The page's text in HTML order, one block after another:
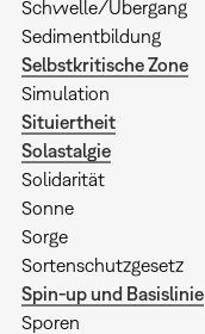
Schwelle/Übergang
Sedimentbildung
Selbstkritische Zone
Simulation
Situiertheit
Solastalgie
Solidarität
Sonne
Sorge
Sortenschutzgesetz
Spin-up und Basislinie
Sporen